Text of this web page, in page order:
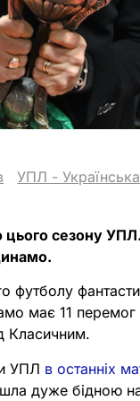
УПЛ -
сезону
футболу
має 11 перемог
Класичним.
УПЛ в останніх
дуже бідною